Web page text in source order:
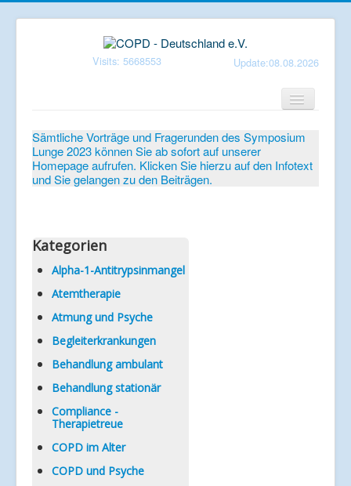
Visits: 5668553 Update:08.08.2026
Verein
Patientenbroschüren
Mediathek
Aktuelles
Veranstaltungen
Informationen
Verlinkungen
Sämtliche Vorträge und Fragerunden des Symposium
Lunge 2023 können Sie ab sofort auf unserer
Homepage aufrufen. Klicken Sie hierzu auf den Infotext
und Sie gelangen zu den Beiträgen.
Kategorien
Alpha-1-Antitrypsinmangel
Atemtherapie
Atmung und Psyche
Begleiterkrankungen
Behandlung ambulant
Behandlung stationär
Compliance -
Therapietreue
COPD im Alter
COPD und Psyche